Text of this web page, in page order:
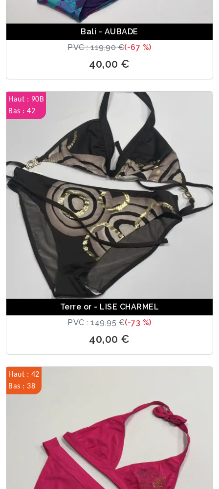
Bali - AUBADE
PVC : 119,90 €(-67 %)
40,00 €
Haut : 90B
Bas : 42
Terre or - LISE CHARMEL
PVC : 149,95 €(-73 %)
40,00 €
Haut : 42
Bas : 38